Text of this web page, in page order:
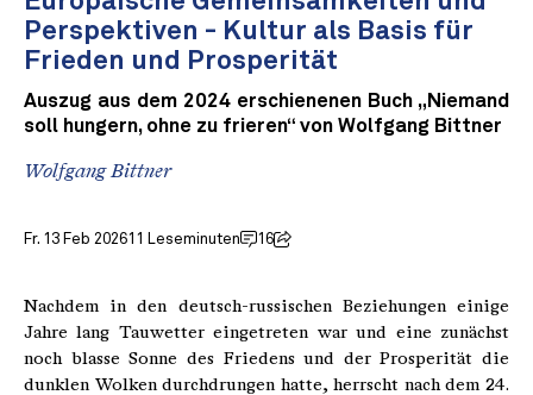
Perspektiven - Kultur als Basis für
Frieden und Prosperität
Auszug aus dem 2024 erschienenen Buch „Niemand
soll hungern, ohne zu frieren“ von Wolfgang Bittner
Wolfgang Bittner
Fr. 13 Feb 202611 Leseminuten 16
Nachdem in den deutsch-russischen Beziehungen einige
Jahre lang Tauwetter eingetreten war und eine zunächst
noch blasse Sonne des Friedens und der Prosperität die
dunklen Wolken durchdrungen hatte, herrscht nach dem 24.